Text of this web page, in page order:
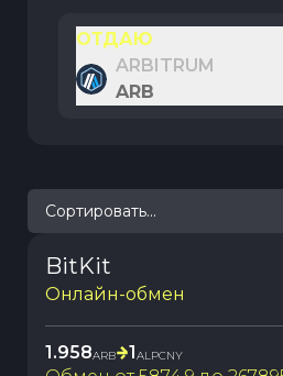
ОТДАЮ
ARBITRUM
ARB
Сортировать...
BitKit
Онлайн-обмен
1.958ARB 1ALPCNY